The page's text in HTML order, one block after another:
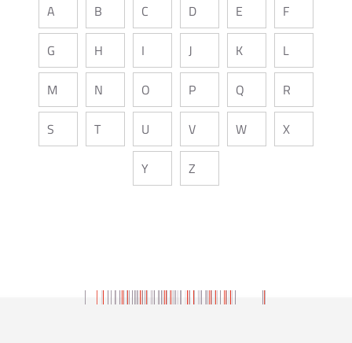
A B C D E F
G H I J K L
M N O P Q R
S T U V W X
Y Z